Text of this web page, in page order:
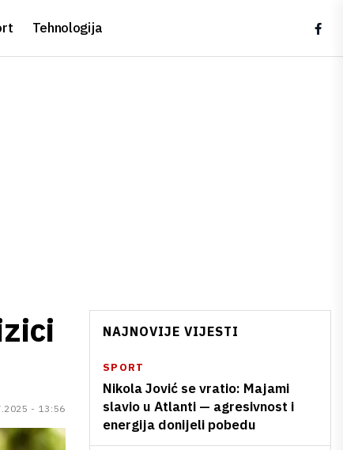
Tehnologija
- 13:56
NAJNOVIJE VIJESTI
SPORT
Nikola Jović se vratio: Majami
slavio u Atlanti — agresivnost i
energija donijeli pobedu